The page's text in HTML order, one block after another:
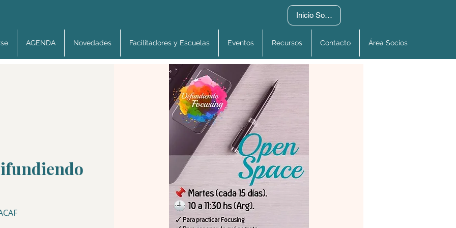
Inicio Socios
AGENDA Novedades Facilitadores y Escuelas Eventos Recursos Contacto Área Socios